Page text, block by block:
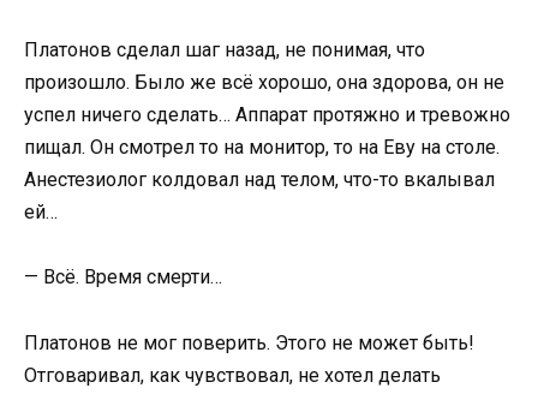
Платонов сделал шаг назад, не понимая, что
произошло. Было же всё хорошо, она здорова, он не
успел ничего сделать… Аппарат протяжно и тревожно
пищал. Он смотрел то на монитор, то на Еву на столе.
Анестезиолог колдовал над телом, что-то вкалывал
ей…
— Всё. Время смерти…
Платонов не мог поверить. Этого не может быть!
Отговаривал, как чувствовал, не хотел делать